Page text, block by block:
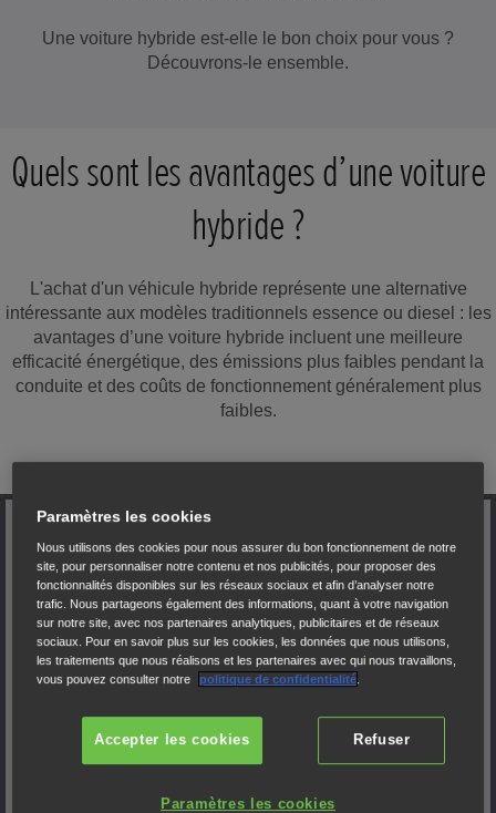
Une voiture hybride est-elle le bon choix pour vous ?
Découvrons-le ensemble.
Quels sont les avantages d’une voiture
hybride ?
L'achat d'un véhicule hybride représente une alternative
intéressante aux modèles traditionnels essence ou diesel : les
avantages d’une voiture hybride incluent une meilleure
efficacité énergétique, des émissions plus faibles pendant la
conduite et des coûts de fonctionnement généralement plus
faibles.
Paramètres les cookies
Nous utilisons des cookies pour nous assurer du bon fonctionnement de notre
site, pour personnaliser notre contenu et nos publicités, pour proposer des
fonctionnalités disponibles sur les réseaux sociaux et afin d’analyser notre
trafic. Nous partageons également des informations, quant à votre navigation
sur notre site, avec nos partenaires analytiques, publicitaires et de réseaux
sociaux. Pour en savoir plus sur les cookies, les données que nous utilisons,
les traitements que nous réalisons et les partenaires avec qui nous travaillons,
vous pouvez consulter notre
politique de confidentialité
Refuser
Accepter les cookies
Paramètres les cookies